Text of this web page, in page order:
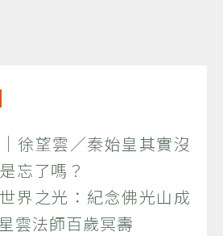
徐望雲／秦始皇其實沒
忘了嗎？
界之光：紀念佛光山成
雲法師百歲冥壽